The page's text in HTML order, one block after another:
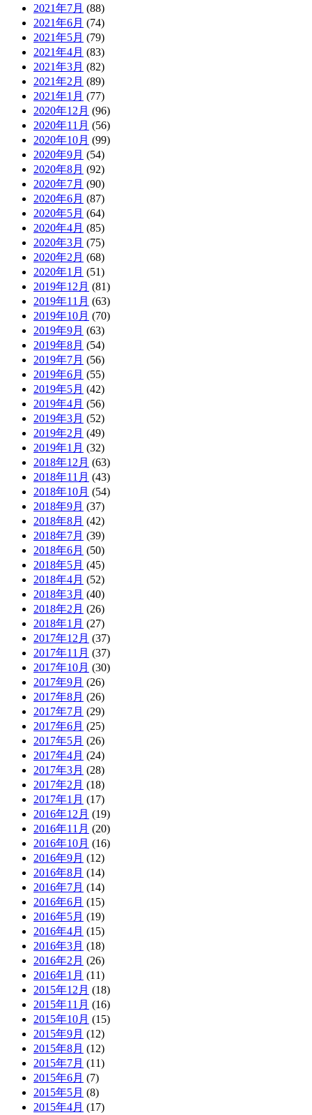
2021年7月 (88)
2021年6月 (74)
2021年5月 (79)
2021年4月 (83)
2021年3月 (82)
2021年2月 (89)
2021年1月 (77)
2020年12月 (96)
2020年11月 (56)
2020年10月 (99)
2020年9月 (54)
2020年8月 (92)
2020年7月 (90)
2020年6月 (87)
2020年5月 (64)
2020年4月 (85)
2020年3月 (75)
2020年2月 (68)
2020年1月 (51)
2019年12月 (81)
2019年11月 (63)
2019年10月 (70)
2019年9月 (63)
2019年8月 (54)
2019年7月 (56)
2019年6月 (55)
2019年5月 (42)
2019年4月 (56)
2019年3月 (52)
2019年2月 (49)
2019年1月 (32)
2018年12月 (63)
2018年11月 (43)
2018年10月 (54)
2018年9月 (37)
2018年8月 (42)
2018年7月 (39)
2018年6月 (50)
2018年5月 (45)
2018年4月 (52)
2018年3月 (40)
2018年2月 (26)
2018年1月 (27)
2017年12月 (37)
2017年11月 (37)
2017年10月 (30)
2017年9月 (26)
2017年8月 (26)
2017年7月 (29)
2017年6月 (25)
2017年5月 (26)
2017年4月 (24)
2017年3月 (28)
2017年2月 (18)
2017年1月 (17)
2016年12月 (19)
2016年11月 (20)
2016年10月 (16)
2016年9月 (12)
2016年8月 (14)
2016年7月 (14)
2016年6月 (15)
2016年5月 (19)
2016年4月 (15)
2016年3月 (18)
2016年2月 (26)
2016年1月 (11)
2015年12月 (18)
2015年11月 (16)
2015年10月 (15)
2015年9月 (12)
2015年8月 (12)
2015年7月 (11)
2015年6月 (7)
2015年5月 (8)
2015年4月 (17)